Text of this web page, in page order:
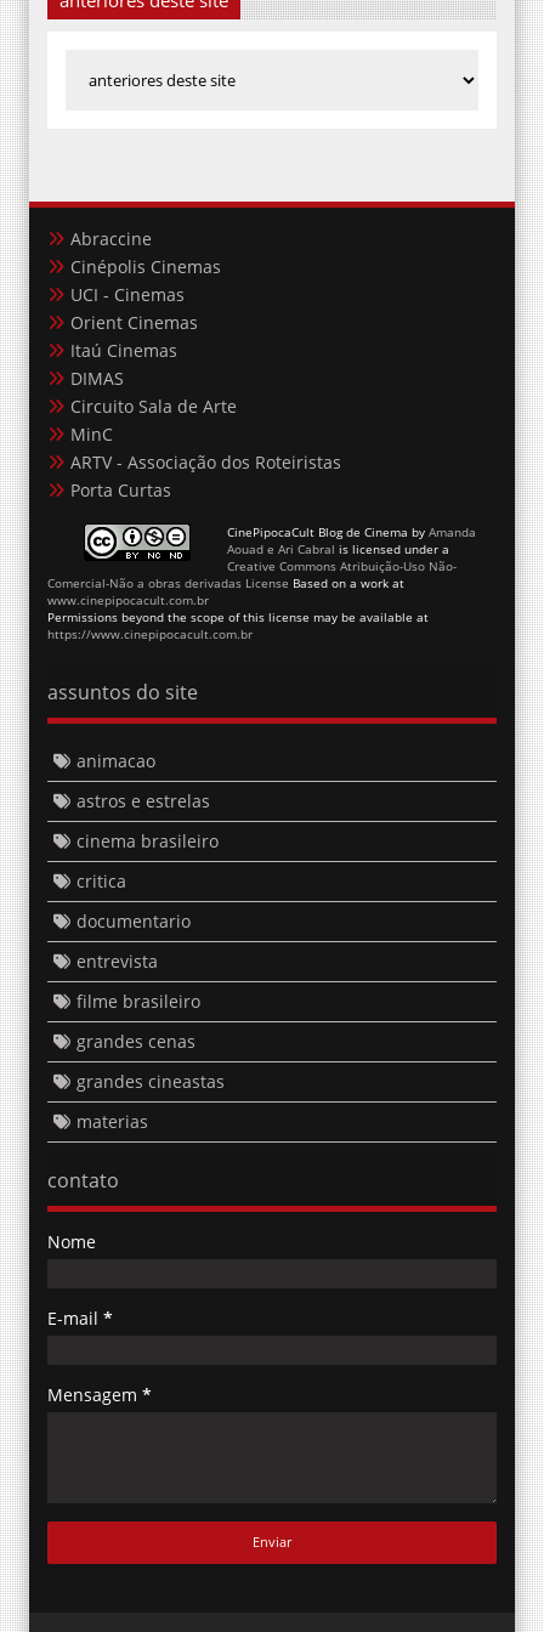
Abraccine
Cinépolis Cinemas
UCI - Cinemas
Orient Cinemas
Itaú Cinemas
DIMAS
Circuito Sala de Arte
MinC
ARTV - Associação dos Roteiristas
Porta Curtas
CinePipocaCult Blog de Cinema by Amanda
Aouad e Ari Cabral is licensed under a
Creative Commons Atribuição-Uso Não-
Comercial-Não a obras derivadas License Based on a work at
www.cinepipocacult.com.br
Permissions beyond the scope of this license may be available at
https://www.cinepipocacult.com.br
assuntos do site
animacao
astros e estrelas
cinema brasileiro
critica
documentario
entrevista
filme brasileiro
grandes cenas
grandes cineastas
materias
contato
Nome
E-mail *
Mensagem *